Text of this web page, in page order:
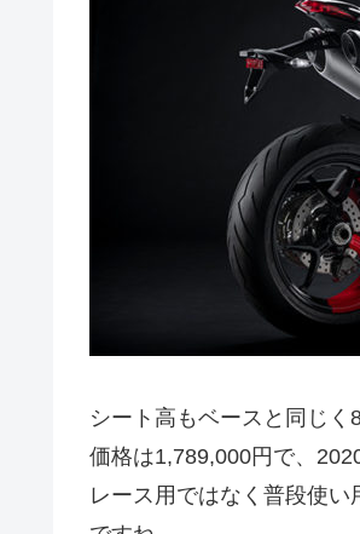
シート高もベースと同じく
価格は1,789,000円で、
レース用ではなく普段使